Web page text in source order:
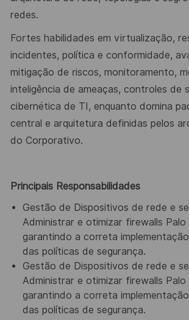
redes.
Fortes habilidades em virtualização,
incidentes, política e conformidade,
mitigação de riscos, monitoramento,
inteligência de ameaças, controles de
cibernética de TI, enquanto domina
central e arquitetura definidas pelos
do Corporativo.
Principais Responsabilidades
Gestão de Dispositivos de rede e
Administrar e otimizar firewalls
garantindo a correta
das políticas de segurança.
Gestão de Dispositivos de rede e
Administrar e otimizar firewalls
garantindo a correta
das políticas de segurança.